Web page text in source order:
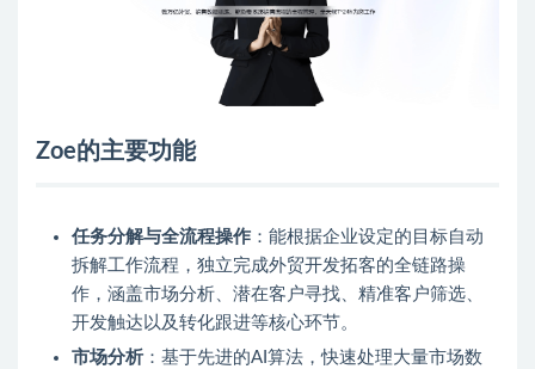
Zoe的主要功能
任务分解与全流程操作 ：能根据企业设定的目标自动
拆解工作流程，独立完成外贸开发拓客的全链路操
作，涵盖市场分析、潜在客户寻找、精准客户筛选、
开发触达以及转化跟进等核心环节。
市场分析 ：基于先进的AI算法，快速处理大量市场数